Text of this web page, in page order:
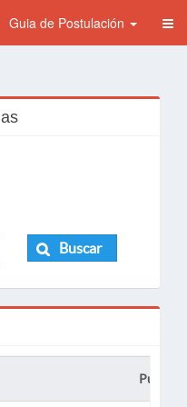
Guia de Postulación
Buscar
Puesto